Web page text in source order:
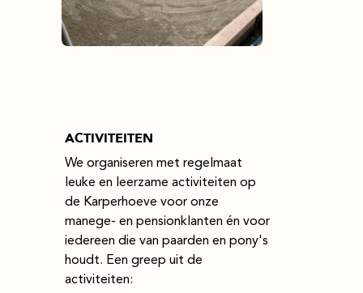
ACTIVITEITEN
We organiseren met regelmaat
leuke en leerzame activiteiten op
de Karperhoeve voor onze
manege- en pensionklanten én voor
iedereen die van paarden en pony's
houdt. Een greep uit de
activiteiten: